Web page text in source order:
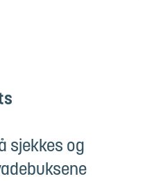
sjekkes og